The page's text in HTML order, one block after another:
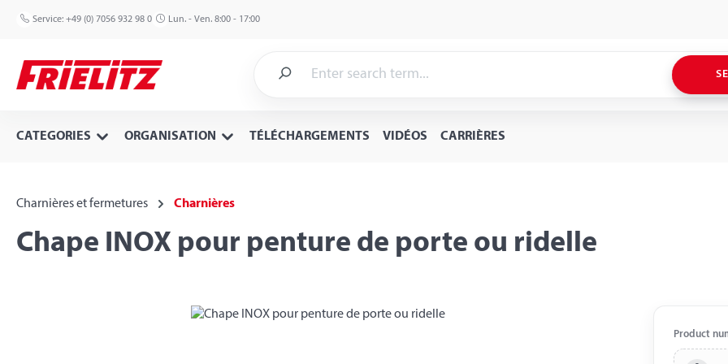
to main content
Skip to search
Skip to main navigation
Service: +49 (0) 7056 932 98 0 Lun. - Ven. 8:00 - 17:00
CATEGORIES ORGANISATION TÉLÉCHARGEMENTS VIDÉOS CARRIÈRES
Charnières et fermetures Charnières
Chape INOX pour penture de porte ou ridelle
Product